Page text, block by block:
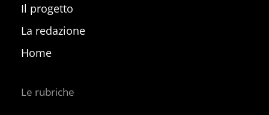
Il progetto
La redazione
Home
Le rubriche